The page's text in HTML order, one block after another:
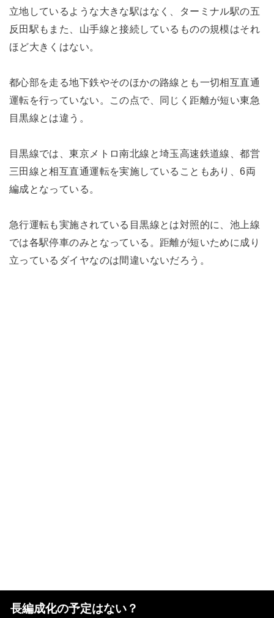
立地しているような大きな駅はなく、ターミナル駅の五
反田駅もまた、山手線と接続しているものの規模はそれ
ほど大きくはない。
都心部を走る地下鉄やそのほかの路線とも一切相互直通
運転を行っていない。この点で、同じく距離が短い東急
目黒線とは違う。
目黒線では、東京メトロ南北線と埼玉高速鉄道線、都営
三田線と相互直通運転を実施していることもあり、6両
編成となっている。
急行運転も実施されている目黒線とは対照的に、池上線
では各駅停車のみとなっている。距離が短いために成り
立っているダイヤなのは間違いないだろう。
長編成化の予定はない？